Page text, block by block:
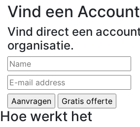
Vind een
Vind direct een
organisatie.
Hoe werkt het